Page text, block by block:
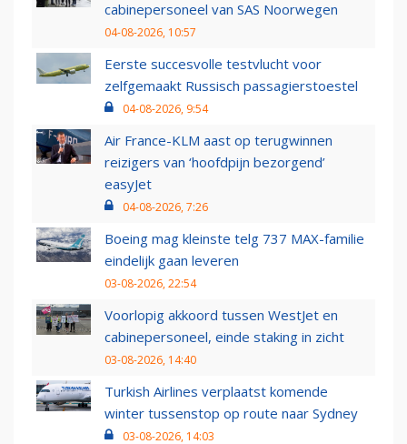
cabinepersoneel van SAS Noorwegen
04-08-2026, 10:57
Eerste succesvolle testvlucht voor
zelfgemaakt Russisch passagierstoestel
04-08-2026, 9:54
Air France-KLM aast op terugwinnen
reizigers van ‘hoofdpijn bezorgend’
easyJet
04-08-2026, 7:26
Boeing mag kleinste telg 737 MAX-familie
eindelijk gaan leveren
03-08-2026, 22:54
Voorlopig akkoord tussen WestJet en
cabinepersoneel, einde staking in zicht
03-08-2026, 14:40
Turkish Airlines verplaatst komende
winter tussenstop op route naar Sydney
03-08-2026, 14:03